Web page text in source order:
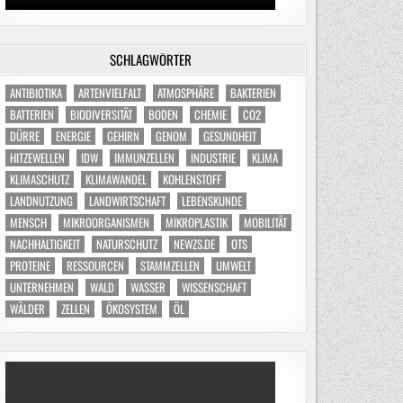
SCHLAGWÖRTER
ANTIBIOTIKA ARTENVIELFALT ATMOSPHÄRE
BAKTERIEN
BATTERIEN
BIODIVERSITÄT BODEN CHEMIE
CO2
DÜRRE
ENERGIE GEHIRN GENOM
GESUNDHEIT
HITZEWELLEN
IDW IMMUNZELLEN INDUSTRIE
KLIMA
KLIMASCHUTZ
KLIMAWANDEL
KOHLENSTOFF
LANDNUTZUNG
LANDWIRTSCHAFT
LEBENSKUNDE
MENSCH
MIKROORGANISMEN MIKROPLASTIK
MOBILITÄT
NACHHALTIGKEIT
NATURSCHUTZ NEWZS.DE
OTS
PROTEINE
RESSOURCEN STAMMZELLEN
UMWELT
UNTERNEHMEN
WALD WASSER
WISSENSCHAFT
WÄLDER
ZELLEN ÖKOSYSTEM ÖL